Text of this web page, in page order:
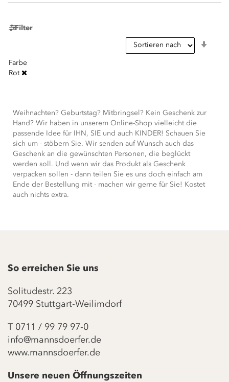
Filter
Farbe
Rot
Weihnachten? Geburtstag? Mitbringsel? Kein Geschenk zur
Hand? Wir haben in unserem Online-Shop vielleicht die
passende Idee für IHN, SIE und auch KINDER! Schauen Sie
sich um - stöbern Sie. Wir senden auf Wunsch auch das
Geschenk an die gewünschten Personen, die beglückt
werden soll. Und wenn wir das Produkt als Geschenk
verpacken sollen - dann teilen Sie es uns doch einfach am
Ende der Bestellung mit - machen wir gerne für Sie! Kostet
auch nichts extra.
So erreichen Sie uns
Solitudestr. 223
70499 Stuttgart-Weilimdorf
T 0711 / 99 79 97-0
info@mannsdoerfer.de
www.mannsdoerfer.de
Unsere neuen Öffnungszeiten